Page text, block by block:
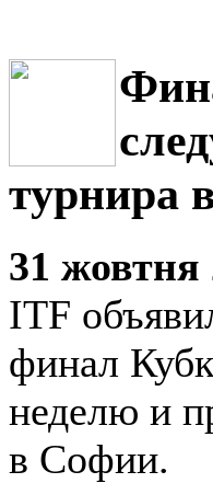
турнира
31 жовтня
ITF
финал
неделю и
в Софии.